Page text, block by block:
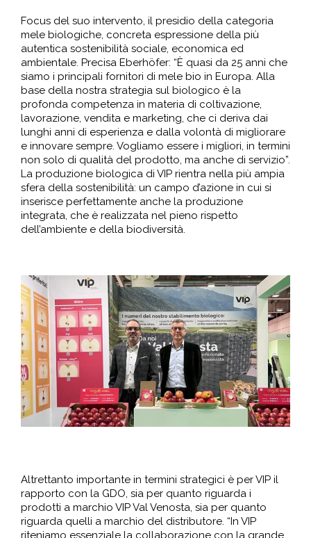
Focus del suo intervento, il presidio della categoria
mele biologiche, concreta espressione della più
autentica sostenibilità sociale, economica ed
ambientale. Precisa Eberhöfer: “È quasi da 25 anni che
siamo i principali fornitori di mele bio in Europa. Alla
base della nostra strategia sul biologico è la
profonda competenza in materia di coltivazione,
lavorazione, vendita e marketing, che ci deriva dai
lunghi anni di esperienza e dalla volontà di migliorare
e innovare sempre. Vogliamo essere i migliori, in termini
non solo di qualità del prodotto, ma anche di servizio”.
La produzione biologica di VIP rientra nella più ampia
sfera della sostenibilità: un campo d’azione in cui si
inserisce perfettamente anche la produzione
integrata, che è realizzata nel pieno rispetto
dell’ambiente e della biodiversità.
Altrettanto importante in termini strategici è per VIP il
rapporto con la GDO, sia per quanto riguarda i
prodotti a marchio VIP Val Venosta, sia per quanto
riguarda quelli a marchio del distributore. “In VIP
riteniamo essenziale la collaborazione con la grande